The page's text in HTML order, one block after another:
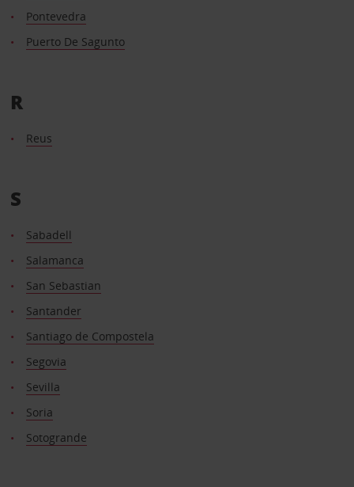
Pontevedra
Puerto De Sagunto
R
Reus
S
Sabadell
Salamanca
San Sebastian
Santander
Santiago de Compostela
Segovia
Sevilla
Soria
Sotogrande